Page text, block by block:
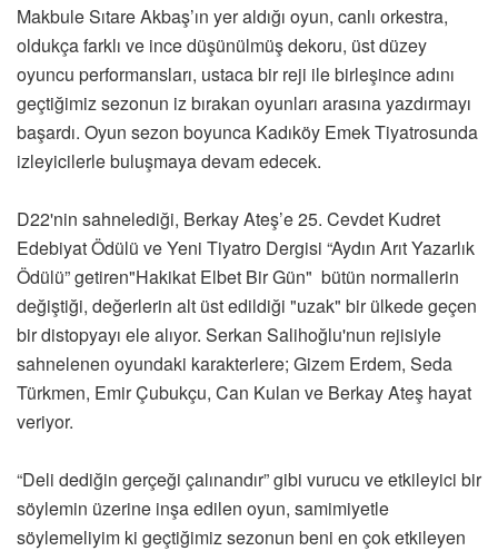
Makbule Sıtare Akbaş’ın yer aldığı oyun, canlı orkestra,
oldukça farklı ve ince düşünülmüş dekoru, üst düzey
oyuncu performansları, ustaca bir reji ile birleşince adını
geçtiğimiz sezonun iz bırakan oyunları arasına yazdırmayı
başardı. Oyun sezon boyunca Kadıköy Emek Tiyatrosunda
izleyicilerle buluşmaya devam edecek.
D22'nin sahnelediği, Berkay Ateş’e 25. Cevdet Kudret
Edebiyat Ödülü ve Yeni Tiyatro Dergisi “Aydın Arıt Yazarlık
Ödülü” getiren"Hakikat Elbet Bir Gün" bütün normallerin
değiştiği, değerlerin alt üst edildiği "uzak" bir ülkede geçen
bir distopyayı ele alıyor. Serkan Salihoğlu'nun rejisiyle
sahnelenen oyundaki karakterlere; Gizem Erdem, Seda
Türkmen, Emir Çubukçu, Can Kulan ve Berkay Ateş hayat
veriyor.
“Deli dediğin gerçeği çalınandır” gibi vurucu ve etkileyici bir
söylemin üzerine inşa edilen oyun, samimiyetle
söylemeliyim ki geçtiğimiz sezonun beni en çok etkileyen